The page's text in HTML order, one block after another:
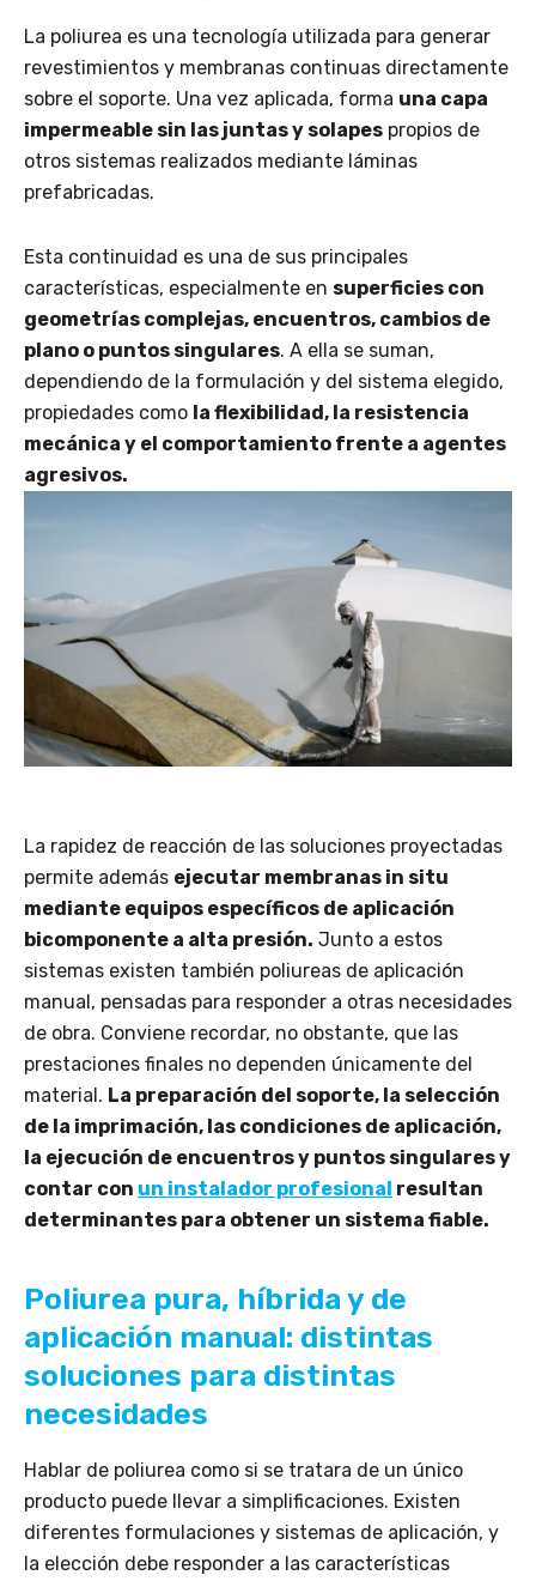
La poliurea es una tecnología utilizada para generar
revestimientos y membranas continuas directamente
sobre el soporte. Una vez aplicada, forma una capa
impermeable sin las juntas y solapes propios de
otros sistemas realizados mediante láminas
prefabricadas.
Esta continuidad es una de sus principales
características, especialmente en superficies con
geometrías complejas, encuentros, cambios de
plano o puntos singulares. A ella se suman,
dependiendo de la formulación y del sistema elegido,
propiedades como la flexibilidad, la resistencia
mecánica y el comportamiento frente a agentes
agresivos.
La rapidez de reacción de las soluciones proyectadas
permite además ejecutar membranas in situ
mediante equipos específicos de aplicación
bicomponente a alta presión. Junto a estos
sistemas existen también poliureas de aplicación
manual, pensadas para responder a otras necesidades
de obra. Conviene recordar, no obstante, que las
prestaciones finales no dependen únicamente del
material. La preparación del soporte, la selección
de la imprimación, las condiciones de aplicación,
la ejecución de encuentros y puntos singulares y
contar con un instalador profesional resultan
determinantes para obtener un sistema fiable.
Poliurea pura, híbrida y de
aplicación manual: distintas
soluciones para distintas
necesidades
Hablar de poliurea como si se tratara de un único
producto puede llevar a simplificaciones. Existen
diferentes formulaciones y sistemas de aplicación, y
la elección debe responder a las características